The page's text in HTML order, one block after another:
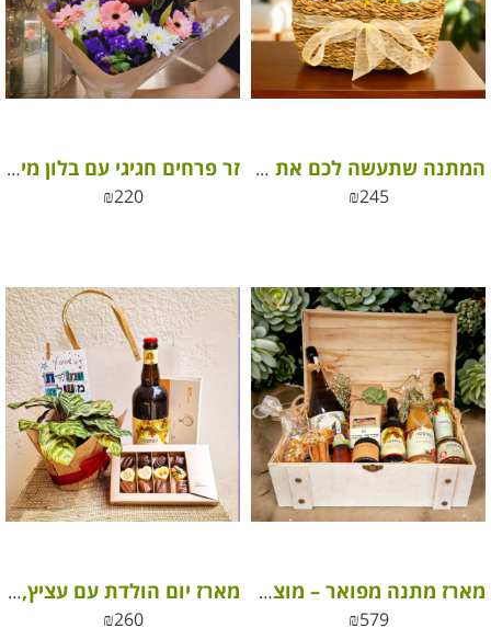
המתנה שתעשה לכם את החג
₪245
זר פרחים חגיגי עם בלון מיילר ל”נסיכה נולדה”
₪220
מארז מתנה מפואר – מוצרים כחול לבן
₪579
מארז יום הולדת עם עציץ, אלכוהול ושוקולד פרימיום
₪260